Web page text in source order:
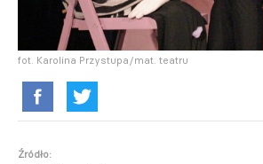
fot. Karolina Przystupa/mat. teatru
Źródło: